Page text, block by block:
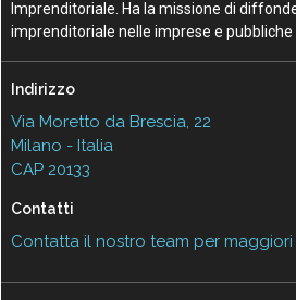
Imprenditoriale. Ha la missione di
imprenditoriale nelle imprese e
Indirizzo
Via Moretto da Brescia, 22
Milano - Italia
CAP 20133
Contatti
Contatta il nostro team per